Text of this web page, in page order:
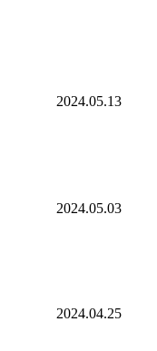
2024.05.13
2024.05.03
2024.04.25